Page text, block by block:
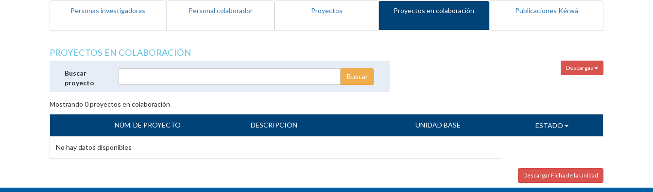
Personas investigadoras Personal colaborador Proyectos Proyectos en colaboración Publicaciones Kérwá
PROYECTOS EN COLABORACIÓN
Descargas
Buscar
proyecto
Mostrando 0proyectos en colaboración
NÚM. DE PROYECTO DESCRIPCIÓN UNIDAD BASE ESTADO
No hay datos disponibles
Descargar Ficha de la Unidad